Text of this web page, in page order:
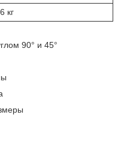
кг
90° и 45°